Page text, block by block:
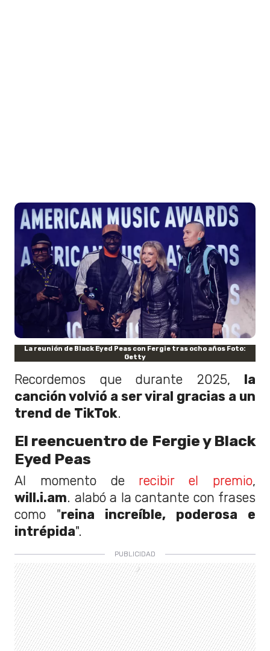
La reunión de Black Eyed Peas con Fergie tras ocho años Foto:
Getty
Recordemos que durante 2025,
la
canción volvió a ser viral gracias a un
trend de TikTok.
El reencuentro de Fergie y Black
Eyed Peas
Al momento de recibir el premio,
will.i.am. alabó a la cantante con frases
como "reina increíble, poderosa e
intrépida".